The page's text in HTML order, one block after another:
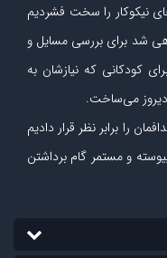
نیکوکار را سخت فشردیم
مرداد ماه ۱۳۹۲ نقشه راهی شد برای بررسی مسایل و
کودکانی که نیازشان به
دیروز می‏‌ساخت.
را برابر نظر قرار دادیم
و مستمر گام برداشتن